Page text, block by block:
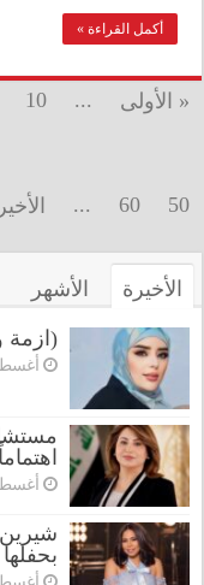
أكمل القراءة »
« الأولى ...
10
50
60
...
الأخيرة الأشهر
(ازمة
أغسطس
أغسطس
شيرين